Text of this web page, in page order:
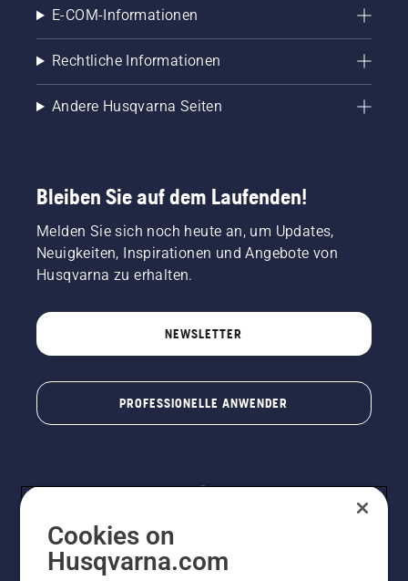
E-COM-Informationen
Rechtliche Informationen
Andere Husqvarna Seiten
Bleiben Sie auf dem Laufenden!
Melden Sie sich noch heute an, um Updates,
Neuigkeiten, Inspirationen und Angebote von
Husqvarna zu erhalten.
NEWSLETTER
PROFESSIONELLE ANWENDER
Cookies on
Husqvarna.com